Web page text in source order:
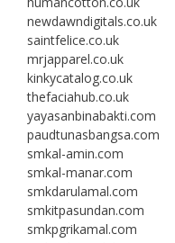
newdawndigitals.co.uk
saintfelice.co.uk
mrjapparel.co.uk
kinkycatalog.co.uk
thefaciahub.co.uk
yayasanbinabakti.com
paudtunasbangsa.com
smkal-amin.com
smkal-manar.com
smkdarulamal.com
smkitpasundan.com
smkpgrikamal.com